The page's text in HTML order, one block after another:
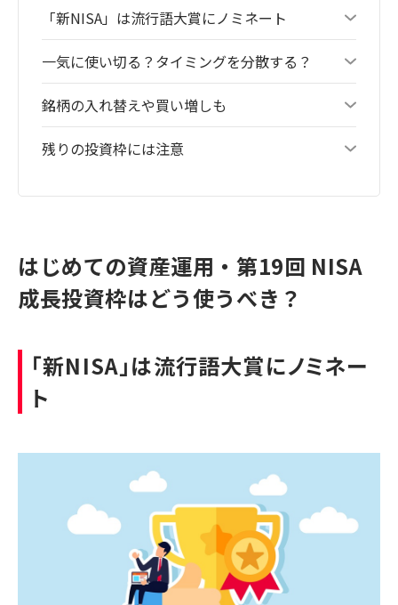
「新NISA」は流行語大賞にノミネート
一気に使い切る？タイミングを分散する？
銘柄の入れ替えや買い増しも
残りの投資枠には注意
はじめての資産運用・第19回 NISA
成長投資枠はどう使うべき？
「新NISA」は流行語大賞にノミネー
ト